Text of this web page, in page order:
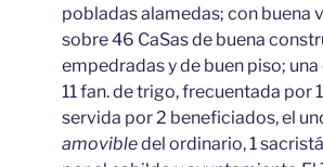
pobladas alamedas; con buena
sobre 46 CaSas de buena
empedradas y de buen piso;
11 fan. de trigo, frecuentada por
servida por 2 beneficiados, el
amovibledel ordinario, 1